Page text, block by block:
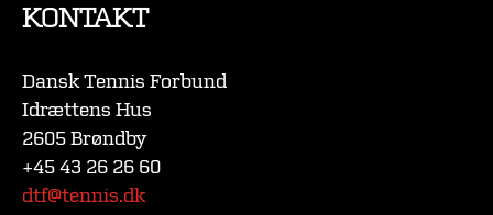
KONTAKT
Dansk Tennis Forbund
Idrættens Hus
2605 Brøndby
+45 43 26 26 60
dtf@tennis.dk